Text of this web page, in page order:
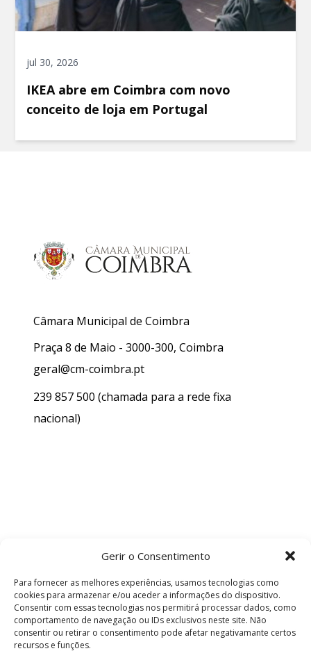
Gerir o Consentimento
Para fornecer as melhores experiências, usamos tecnologias como
cookies para armazenar e/ou aceder a informações do dispositivo.
Consentir com essas tecnologias nos permitirá processar dados, como
comportamento de navegação ou IDs exclusivos neste site. Não
consentir ou retirar o consentimento pode afetar negativamante certos
recursos e funções.
jul 30, 2026
IKEA abre em Coimbra com novo
conceito de loja em Portugal
Câmara Municipal de Coimbra
Praça 8 de Maio - 3000-300, Coimbra
geral@cm-coimbra.pt
239 857 500 (chamada para a rede fixa
nacional)